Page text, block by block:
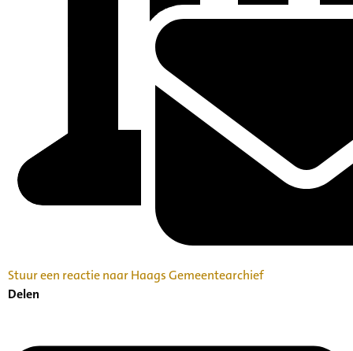
Stuur een reactie naar Haags Gemeentearchief
Delen